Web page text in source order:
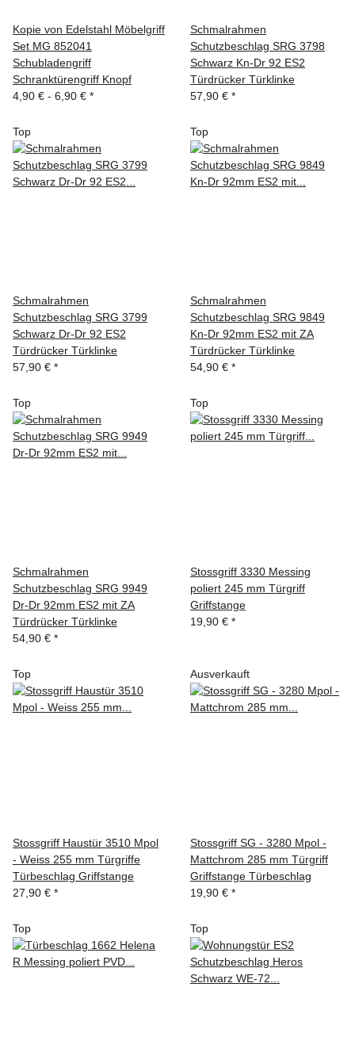
Kopie von Edelstahl Möbelgriff
Set MG 852041
Schubladengriff
Schranktürengriff Knopf
4,90 € - 6,90 € *
Schmalrahmen
Schutzbeschlag SRG 3798
Schwarz Kn-Dr 92 ES2
Türdrücker Türklinke
57,90 € *
Top
Schmalrahmen
Schutzbeschlag SRG 3799
Schwarz Dr-Dr 92 ES2
Türdrücker Türklinke
57,90 € *
Top
Schmalrahmen
Schutzbeschlag SRG 9849
Kn-Dr 92mm ES2 mit ZA
Türdrücker Türklinke
54,90 € *
Top
Schmalrahmen
Schutzbeschlag SRG 9949
Dr-Dr 92mm ES2 mit ZA
Türdrücker Türklinke
54,90 € *
Top
Stossgriff 3330 Messing
poliert 245 mm Türgriff
Griffstange
19,90 € *
Top
Stossgriff Haustür 3510 Mpol
- Weiss 255 mm Türgriffe
Türbeschlag Griffstange
27,90 € *
Ausverkauft
Stossgriff SG - 3280 Mpol -
Mattchrom 285 mm Türgriff
Griffstange Türbeschlag
19,90 € *
Top Top